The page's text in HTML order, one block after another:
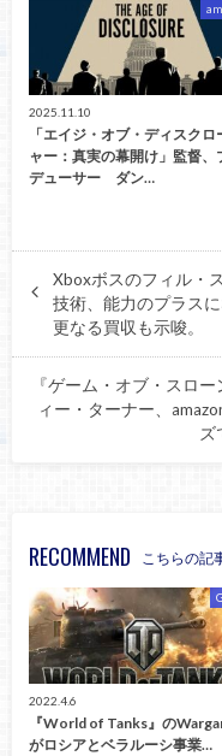
2025.11.10
「エイジ・オブ・ディスクロ
ャー：真実の幕開け」監督、
デューサー ダン…
Xboxボスのフィル・
技術、能力のプラス
更なる買収も示唆。
『ゲーム・オブ・スロ
ィー・ターナー、
ズ
RECOMMEND こちらの記
2022.4.6
『World of Tanks』の
がロシアとベラルーシ事業…